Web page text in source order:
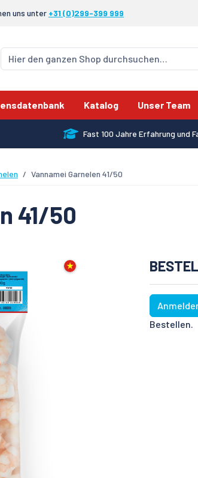
uns unter +31 (0)299-399 999
Katalog Unser Team
Fast 100 Jahre Erfahrung und
Vannamei Garnelen 41/50
41/50
Bestellen.